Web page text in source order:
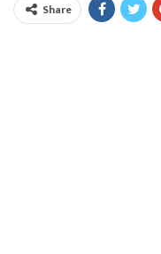
Share